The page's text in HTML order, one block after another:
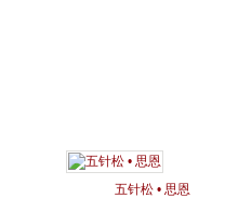
五针松 • 思恩